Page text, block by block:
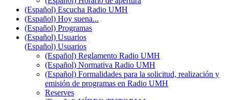
(Español) Escucha Radio UMH
(Español) Hoy suena...
(Español) Programas
(Español) Usuarios
(Español) Usuarios
(Español) Reglamento Radio UMH
(Español) Normativa Radio UMH
(Español) Formalidades para la solicitud, realización y
emisión de programas en Radio UMH
Reserves